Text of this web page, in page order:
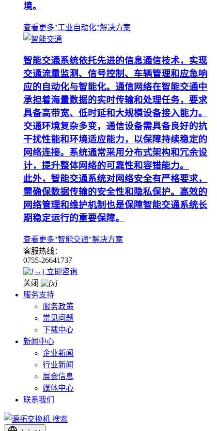
境。
查看更多"工业自动化"解决方案
智能交通系统依托先进的信息通信技术，实现
交通流量监测、信号控制、车辆管理和应急响
应的自动化与智能化。通信网络在智能交通中
承担着海量数据的实时传输和处理任务，要求
具备高带宽、低时延和大规模设备接入能力。
交通环境复杂多变，通信设备需具备良好的抗
干扰性能和环境适应能力，以保障持续稳定的
网络连接。系统通常采用分布式架构和冗余设
计，提升整体网络的可靠性和容错能力。
此外，智能交通系统对网络安全有严格要求，
需确保数据传输的安全性和隐私保护。高效的
网络管理和维护机制也是保障智能交通系统长
期稳定运行的重要保障。
查看更多"智能交通"解决方案
客服热线：
0755-26641737
立即咨询
关闭
服务支持
服务政策
常见问题
下载中心
新闻中心
企业新闻
行业新闻
展会信息
媒体中心
联系我们
搜索